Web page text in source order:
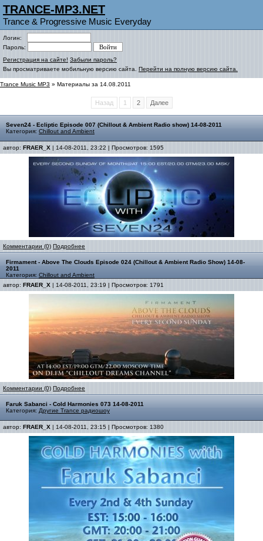
TRANCE-MP3.NET
Trance & Progressive Music Everyday
Логин:
Пароль:
Регистрация на сайте! Забыли пароль?
Вы просматриваете мобильную версию сайта. Перейти на полную версию сайта.
Trance Music MP3 » Материалы за 14.08.2011
Назад 1 2 Далее
Seven24 - Ecliptic Episode 007 (Chillout & Ambient Radio show) 14-08-2011
Категория: Chillout and Ambient
автор: FRAER_X | 14-08-2011, 23:22 | Просмотров: 1595
Комментарии (0) Подробнее
Firmament - Above The Clouds Episode 024 (Chillout & Ambient Radio Show) 14-08-
2011
Категория: Chillout and Ambient
автор: FRAER_X | 14-08-2011, 23:19 | Просмотров: 1791
Комментарии (0) Подробнее
Faruk Sabanci - Cold Harmonies 073 14-08-2011
Категория: Другие Trance радиошоу
автор: FRAER_X | 14-08-2011, 23:15 | Просмотров: 1380